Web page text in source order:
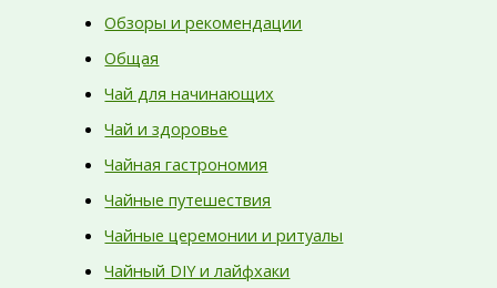
Обзоры и рекомендации
Общая
Чай для начинающих
Чай и здоровье
Чайная гастрономия
Чайные путешествия
Чайные церемонии и ритуалы
Чайный DIY и лайфхаки